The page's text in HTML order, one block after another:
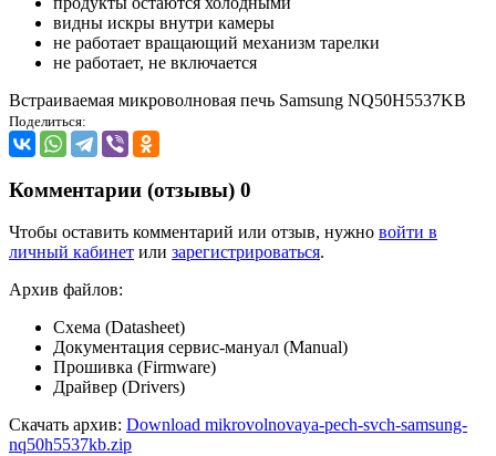
видны искры внутри камеры
не работает вращающий механизм тарелки
не работает, не включается
Встраиваемая микроволновая печь Samsung NQ50H5537KB
Поделиться:
Комментарии (отзывы) 0
Чтобы оставить комментарий или отзыв, нужно войти в
личный кабинет или зарегистрироваться.
Архив файлов:
Схема (Datasheet)
Документация сервис-мануал (Manual)
Прошивка (Firmware)
Драйвер (Drivers)
Скачать архив: Download mikrovolnovaya-pech-svch-samsung-
nq50h5537kb.zip